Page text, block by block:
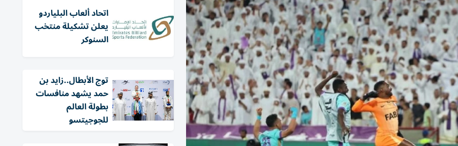
اتحاد ألعاب البلياردو
يعلن تشكيلة منتخب
السنوكر
توج الأبطال..زايد بن
حمد يشهد منافسات
بطولة العالم
للجوجيتسو